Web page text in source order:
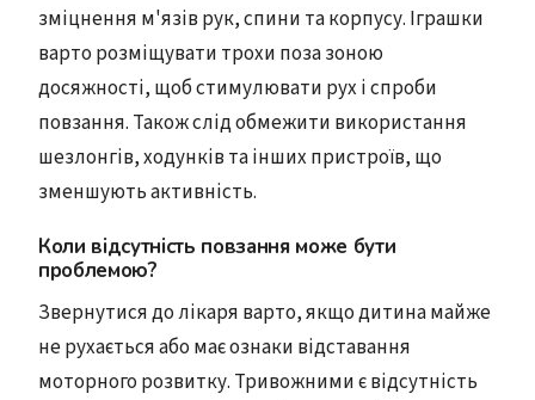
зміцнення м'язів рук, спини та корпусу. Іграшки
варто розміщувати трохи поза зоною
досяжності, щоб стимулювати рух і спроби
повзання. Також слід обмежити використання
шезлонгів, ходунків та інших пристроїв, що
зменшують активність.
Коли відсутність повзання може бути
проблемою?
Звернутися до лікаря варто, якщо дитина майже
не рухається або має ознаки відставання
моторного розвитку. Тривожними є відсутність